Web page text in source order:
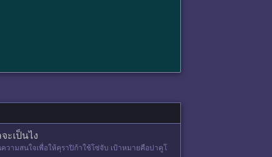
ะเป็นไง
วามสนใจเพื่อให้คุราปิก้าใช้โซ่จับ เป้าหมายคือปาคูโ